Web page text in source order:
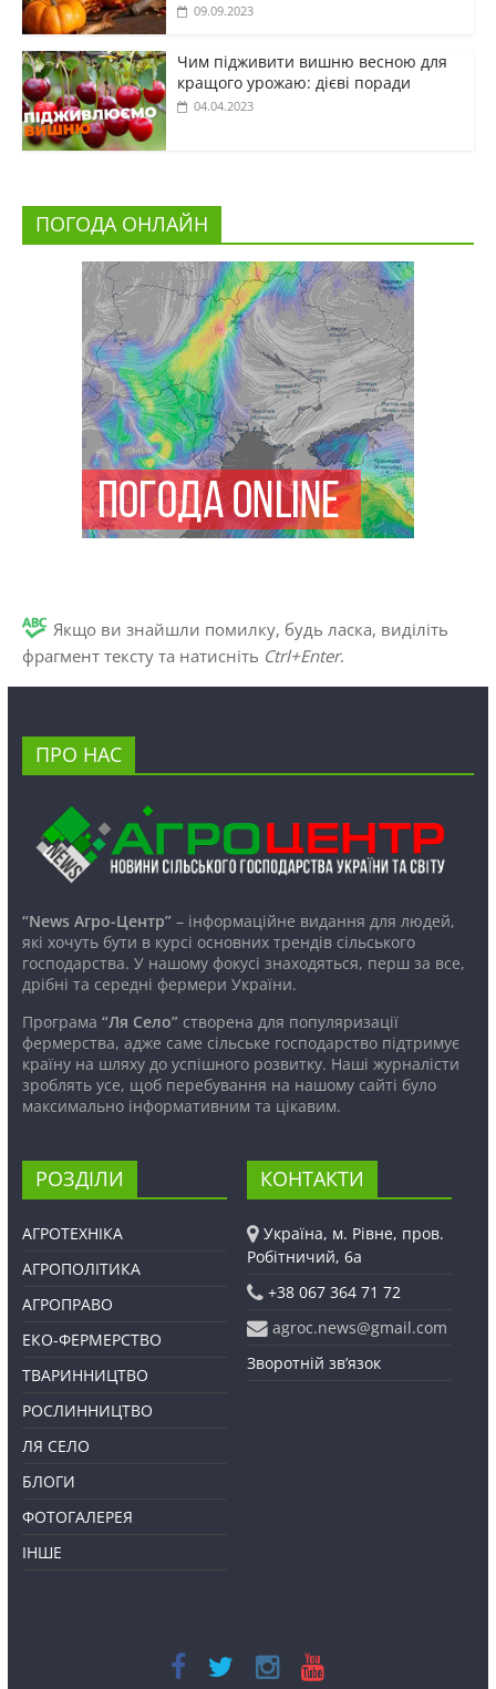
09.09.2023
Чим підживити вишню весною для
кращого урожаю: дієві поради
04.04.2023
ПОГОДА ОНЛАЙН
Якщо ви знайшли помилку, будь ласка, виділіть
фрагмент тексту та натисніть Ctrl+Enter.
ПРО НАС
“News Агро-Центр”– інформаційне видання для людей,
які хочуть бути в курсі основних трендів сільського
господарства. У нашому фокусі знаходяться, перш за все,
дрібні та середні фермери України.
Програма “Ля Село”створена для популяризації
фермерства, адже саме сільське господарство підтримує
країну на шляху до успішного розвитку. Наші журналісти
зроблять усе, щоб перебування на нашому сайті було
максимально інформативним та цікавим.
РОЗДІЛИ
АГРОТЕХНІКА
АГРОПОЛІТИКА
АГРОПРАВО
ЕКО-ФЕРМЕРСТВО
ТВАРИННИЦТВО
РОСЛИННИЦТВО
ЛЯ СЕЛО
БЛОГИ
ФОТОГАЛЕРЕЯ
ІНШЕ
КОНТАКТИ
Україна, м. Рівне, пров.
Робітничий, 6а
+38 067 364 71 72
agroc.news@gmail.com
Зворотній зв’язок